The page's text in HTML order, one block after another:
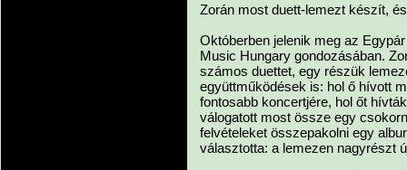
Zorán most duett-lemezt készít,
Októberben jelenik meg az
Music Hungary gondozásában.
számos duettet, egy részük
együttműködések is: hol ő hívott
fontosabb koncertjére, hol őt
válogatott most össze egy
felvételeket összepakolni egy
választotta: a lemezen nagyrészt